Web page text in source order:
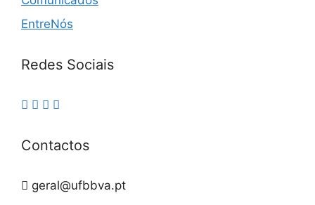
EntreNós
Redes Sociais
Contactos
geral@ufbbva.pt